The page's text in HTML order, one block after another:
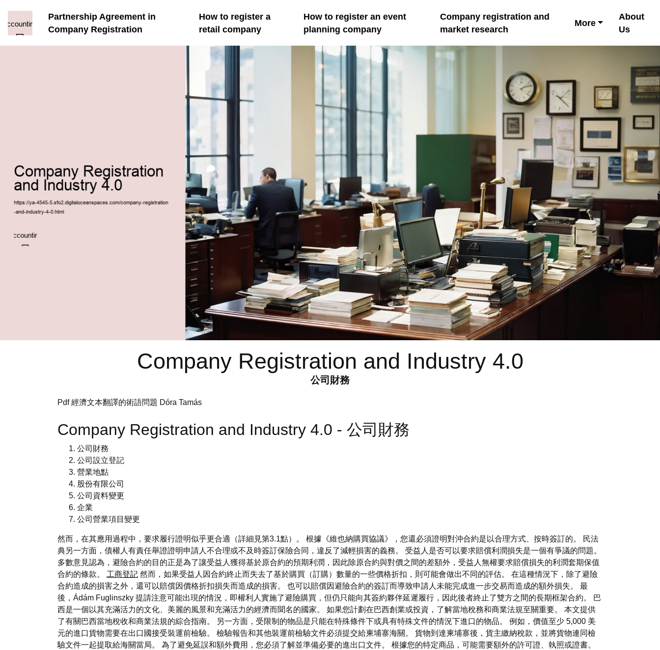
Partnership Agreement in
Company Registration
How to register a
retail company
How to register an event
planning company
Company registration and
market research
More
About
Us
Company Registration and Industry 4.0
公司財務
Pdf 經濟文本翻譯的術語問題 Dóra Tamás
Company Registration and Industry 4.0 - 公司財務
公司財務
公司設立登記
營業地點
股份有限公司
公司資料變更
企業
公司營業項目變更
然而，在其應用過程中，要求履行證明似乎更合適（詳細見第3.1點）。 根據《維也納購買協議》，您還必須證明對沖合約是以合理方式、按時簽訂的。 民法
典另一方面，債權人有責任舉證證明申請人不合理或不及時簽訂保險合同，違反了減輕損害的義務。 受益人是否可以要求賠償利潤損失是一個有爭議的問題。
多數意見認為，避險合約的目的正是為了讓受益人獲得基於原合約的預期利潤，因此除原合約與對價之間的差額外，受益人無權要求賠償損失的利潤套期保值
合約的條款。 工商登記 然而，如果受益人因合約終止而失去了基於購買（訂購）數量的一些價格折扣，則可能會做出不同的評估。 在這種情況下，除了避險
合約造成的損害之外，還可以賠償因價格折扣損失而造成的損害。 也可以賠償因避險合約的簽訂而導致申請人未能完成進一步交易而造成的額外損失。 最
後，Ádám Fuglinszky 提請注意可能出現的情況，即權利人實施了避險購買，但仍只能向其簽約夥伴延遲履行，因此後者終止了雙方之間的長期框架合約。 巴
西是一個以其充滿活力的文化、美麗的風景和充滿活力的經濟而聞名的國家。 如果您計劃在巴西創業或投資，了解當地稅務和商業法規至關重要。 本文提供
了有關巴西當地稅收和商業法規的綜合指南。 另一方面，受限制的物品是只能在特殊條件下或具有特殊文件的情況下進口的物品。 例如，價值至少 5,000 美
元的進口貨物需要在出口國接受裝運前檢驗。 檢驗報告和其他裝運前檢驗文件必須提交給柬埔寨海關。 貨物到達柬埔寨後，貨主繳納稅款，並將貨物連同檢
驗文件一起提取給海關當局。 為了避免延誤和額外費用，您必須了解並準備必要的進出口文件。 根據您的特定商品，可能需要額外的許可證、執照或證書。